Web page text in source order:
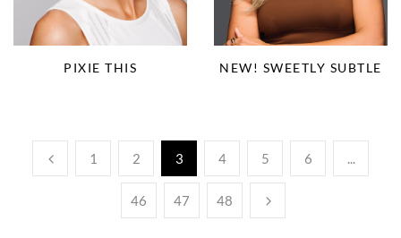
PIXIE THIS NEW! SWEETLY SUBTLE
1 2 3 4 5 6 ...
46 47 48